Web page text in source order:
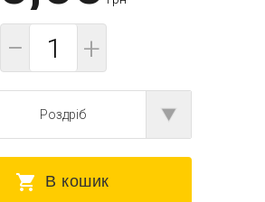
− +
Роздріб
В кошик